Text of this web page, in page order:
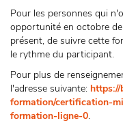
Pour les personnes qui
opportunité en octobre
présent, de suivre cette
le rythme du participant.
Pour plus de
l'adresse suivante:
formation/certification-
formation-ligne-0.